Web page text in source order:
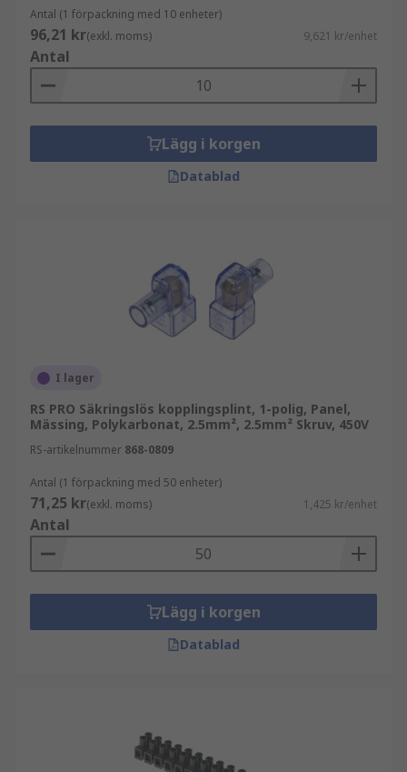
Antal (1 förpackning med 10 enheter)
96,21 kr(exkl. moms) 9,621 kr/enhet
Antal
Lägg i korgen
Datablad
I lager
RS PRO Säkringslös kopplingsplint, 1-polig, Panel,
Mässing, Polykarbonat, 2.5mm², 2.5mm² Skruv, 450V
RS-artikelnummer 868-0809
Antal (1 förpackning med 50 enheter)
71,25 kr(exkl. moms) 1,425 kr/enhet
Antal
Lägg i korgen
Datablad